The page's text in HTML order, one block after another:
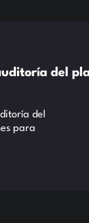
del
del
para